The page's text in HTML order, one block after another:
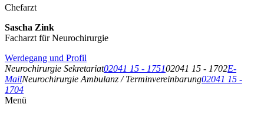
Chefarzt
Sascha Zink
Facharzt für Neurochirurgie
Werdegang und Profil
Neurochirurgie Sekretariat02041 15 - 175102041 15 - 1702E-
MailNeurochirurgie Ambulanz / Terminvereinbarung02041 15 -
1704
Menü